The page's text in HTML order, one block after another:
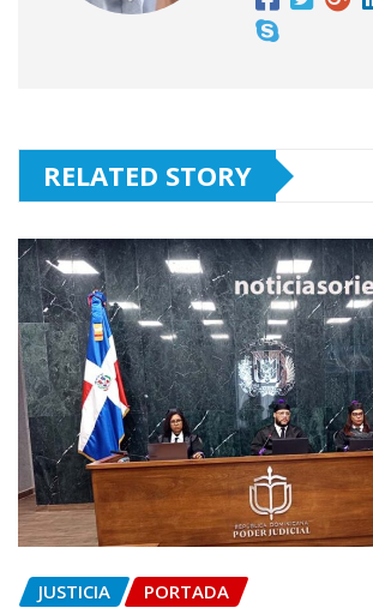
RELATED STORY
JUSTICIA PORTADA